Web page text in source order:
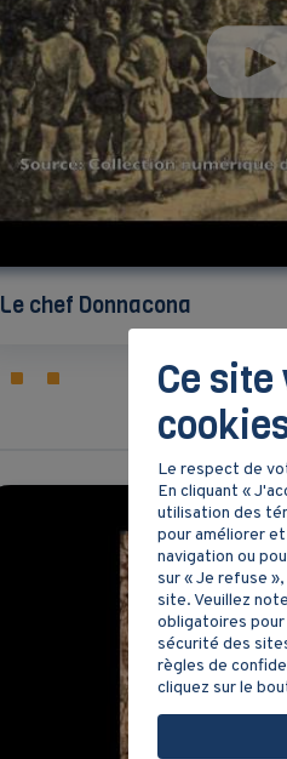
Le chef Donnacona
Ce
Le respect de
En cliquant «
utilisation des
pour améliorer
navigation ou
sur « Je refuse
site. Veuillez
obligatoires
sécurité des
règles de
cliquez sur le